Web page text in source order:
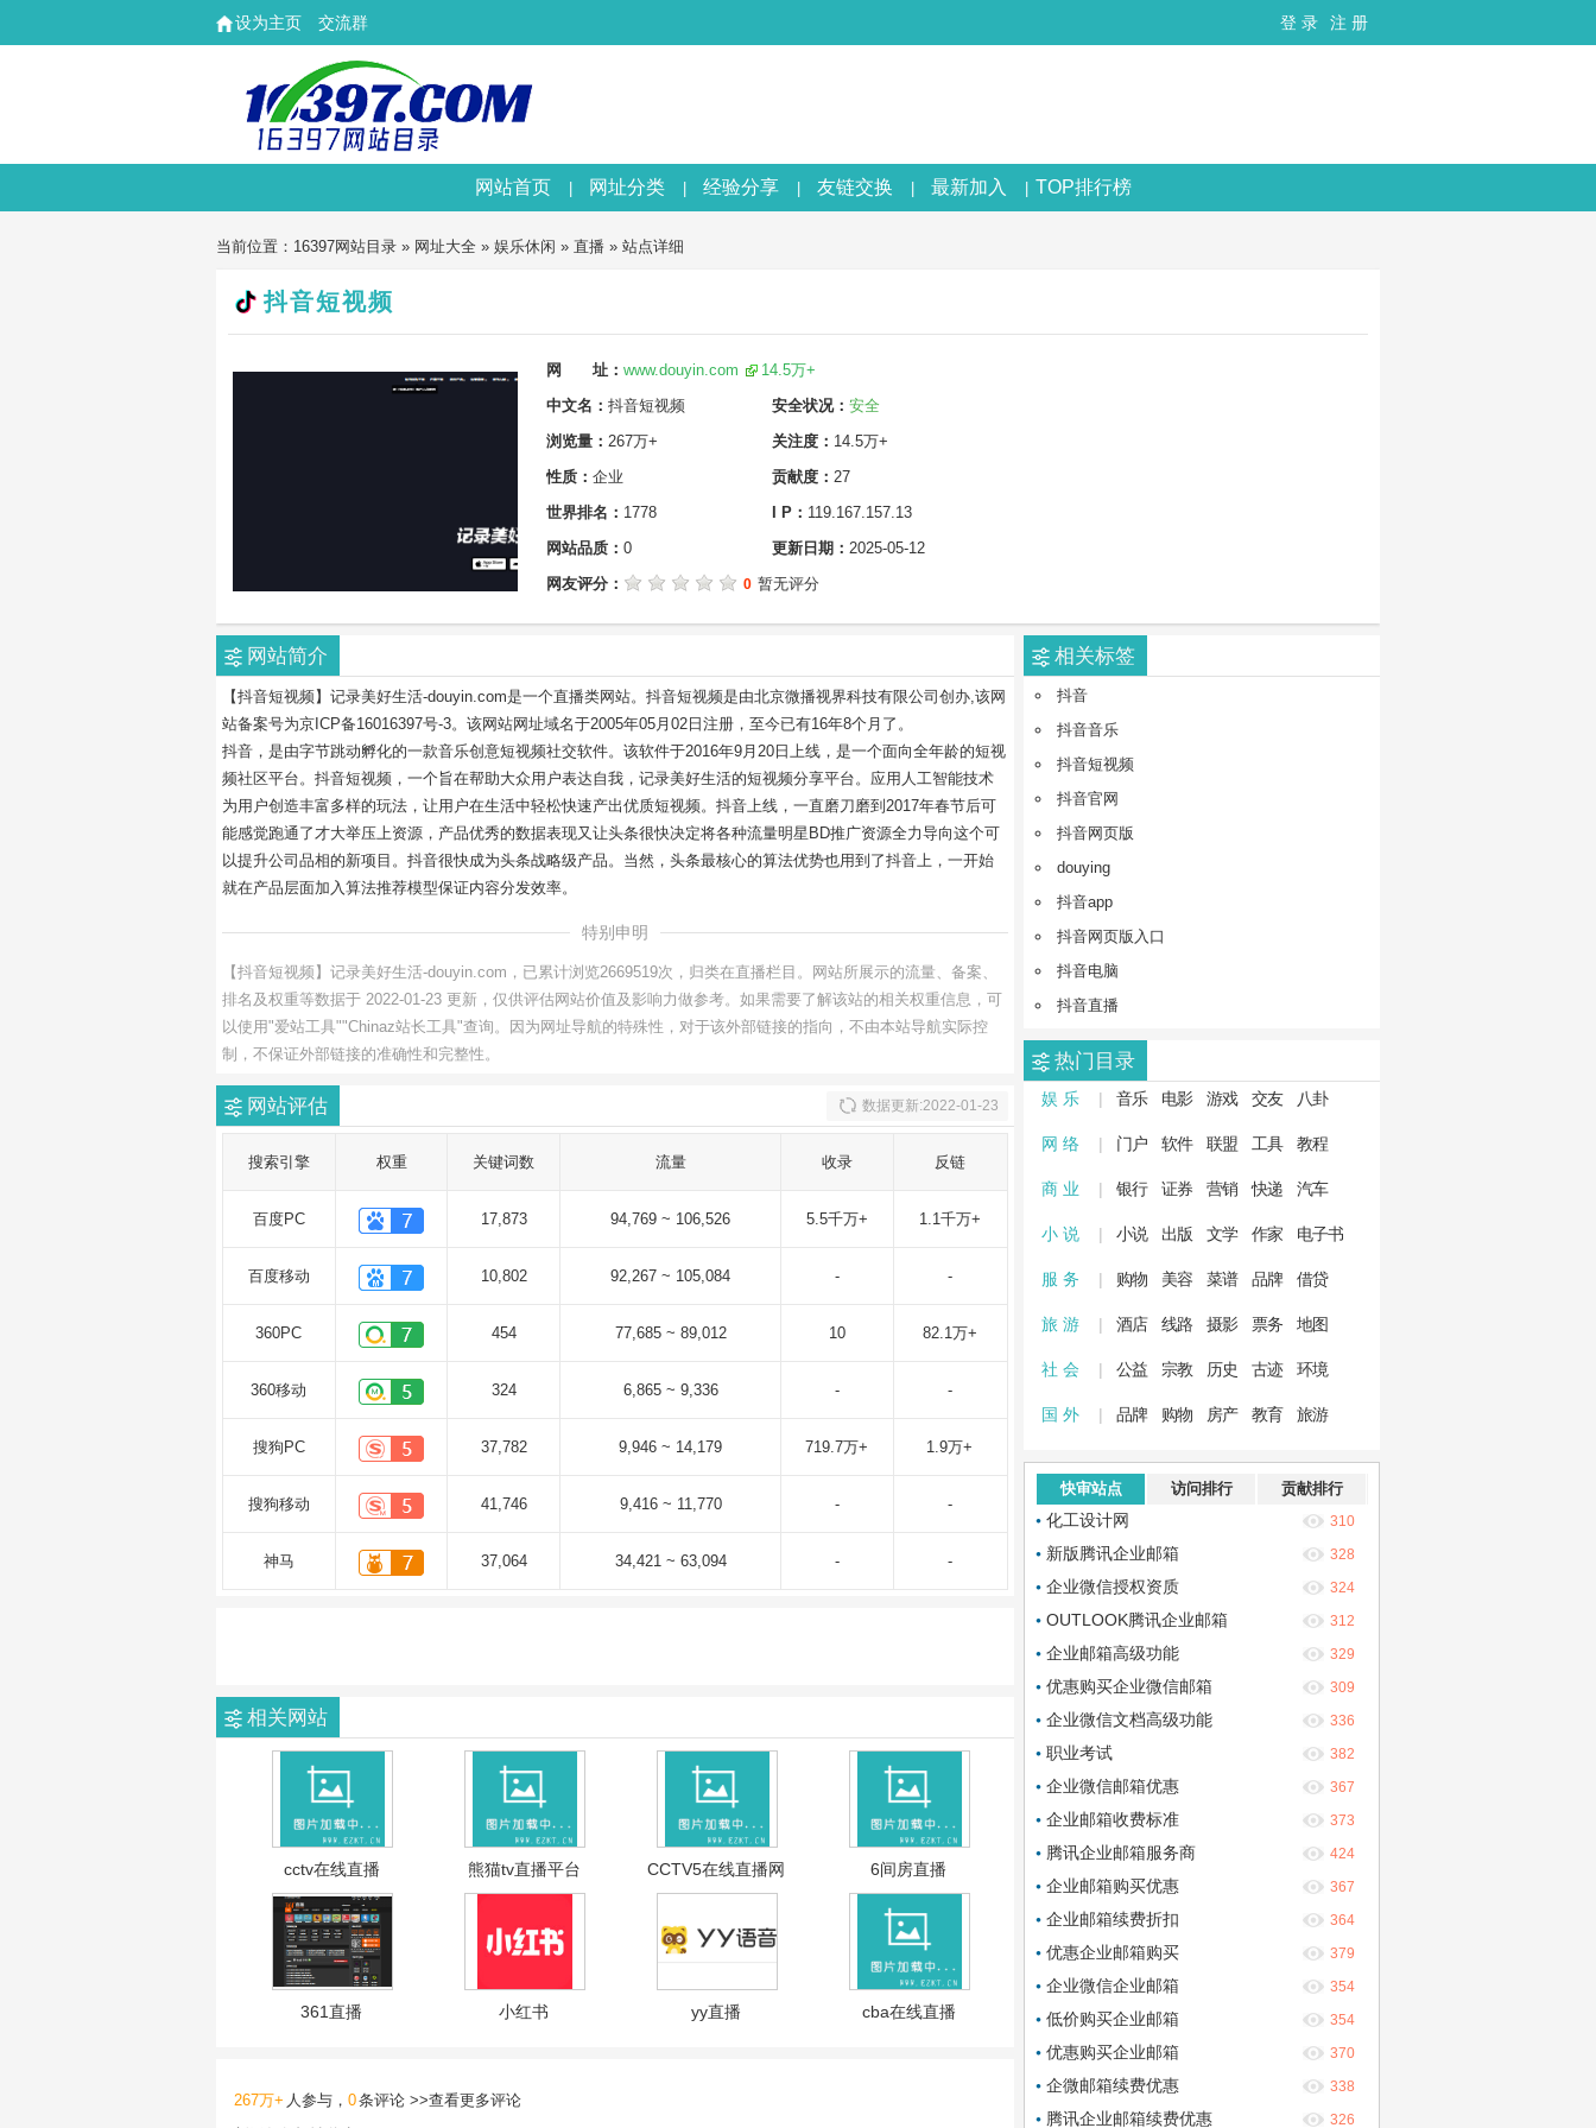
设为主页 交流群 登 录 注 册
网站首页 | 网址分类 | 经验分享 | 友链交换 | 最新加入 | TOP排行榜
当前位置： 16397网站目录 » 网址大全 » 娱乐休闲 » 直播 » 站点详细
抖音短视频
网 址： www.douyin.com
14.5万+
中文名： 抖音短视频 安全状况： 安全
浏览量： 267万+ 关注度： 14.5万+
性质： 企业 贡献度： 27
世界排名： 1778 I P： 119.167.157.13
网站品质： 0 更新日期： 2025-05-12
网友评分：
0 暂无评分
网站简介
【抖音短视频】记录美好生活-douyin.com是一个直播类网站。抖音短视频是由北京微播视界科技有限公司创办,该网
站备案号为京ICP备16016397号-3。该网站网址域名于2005年05月02日注册，至今已有16年8个月了。
抖音，是由字节跳动孵化的一款音乐创意短视频社交软件。该软件于2016年9月20日上线，是一个面向全年龄的短视
频社区平台。抖音短视频，一个旨在帮助大众用户表达自我，记录美好生活的短视频分享平台。应用人工智能技术
为用户创造丰富多样的玩法，让用户在生活中轻松快速产出优质短视频。抖音上线，一直磨刀磨到2017年春节后可
能感觉跑通了才大举压上资源，产品优秀的数据表现又让头条很快决定将各种流量明星BD推广资源全力导向这个可
以提升公司品相的新项目。抖音很快成为头条战略级产品。当然，头条最核心的算法优势也用到了抖音上，一开始
就在产品层面加入算法推荐模型保证内容分发效率。
特别申明
【抖音短视频】记录美好生活-douyin.com，已累计浏览2669519次，归类在直播栏目。网站所展示的流量、备案、
排名及权重等数据于 2022-01-23 更新，仅供评估网站价值及影响力做参考。如果需要了解该站的相关权重信息，可
以使用"爱站工具""Chinaz站长工具"查询。因为网址导航的特殊性，对于该外部链接的指向，不由本站导航实际控
制，不保证外部链接的准确性和完整性。
网站评估 数据更新:2022-01-23
搜索引擎 权重 关键词数 流量 收录 反链
百度PC 17,873 94,769 ~ 106,526 5.5千万+ 1.1千万+
百度移动 10,802 92,267 ~ 105,084 - -
360PC 454 77,685 ~ 89,012 10 82.1万+
360移动 324 6,865 ~ 9,336 - -
搜狗PC 37,782 9,946 ~ 14,179 719.7万+ 1.9万+
搜狗移动 41,746 9,416 ~ 11,770 - -
神马 37,064 34,421 ~ 63,094 - -
相关网站
cctv在线直播 熊猫tv直播平台 CCTV5在线直播网 6间房直播
361直播 小红书 yy直播 cba在线直播
267万+ 人参与， 0条评论 >>查看更多评论
相关标签
抖音
抖音音乐
抖音短视频
抖音官网
抖音网页版
douying
抖音app
抖音网页版入口
抖音电脑
抖音直播
热门目录
娱 乐 音乐 电影 游戏 交友 八卦
网 络 门户 软件 联盟 工具 教程
商 业 银行 证券 营销 快递 汽车
小 说 小说 出版 文学 作家 电子书
服 务 购物 美容 菜谱 品牌 借贷
旅 游 酒店 线路 摄影 票务 地图
社 会 公益 宗教 历史 古迹 环境
国 外 品牌 购物 房产 教育 旅游
快审站点 访问排行 贡献排行
化工设计网 310
新版腾讯企业邮箱 328
企业微信授权资质 324
OUTLOOK腾讯企业邮箱 312
企业邮箱高级功能 329
优惠购买企业微信邮箱 309
企业微信文档高级功能 336
职业考试 382
企业微信邮箱优惠 367
企业邮箱收费标准 373
腾讯企业邮箱服务商 424
企业邮箱购买优惠 367
企业邮箱续费折扣 364
优惠企业邮箱购买 379
企业微信企业邮箱 354
低价购买企业邮箱 354
优惠购买企业邮箱 370
企微邮箱续费优惠 338
腾讯企业邮箱续费优惠 326